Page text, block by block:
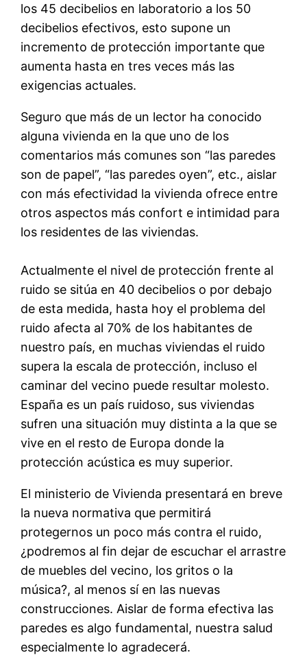
los 45 decibelios en laboratorio a los 50
decibelios efectivos, esto supone un
incremento de protección importante que
aumenta hasta en tres veces más las
exigencias actuales.
Seguro que más de un lector ha conocido
alguna vivienda en la que uno de los
comentarios más comunes son “las paredes
son de papel”, “las paredes oyen”, etc., aislar
con más efectividad la vivienda ofrece entre
otros aspectos más confort e intimidad para
los residentes de las viviendas.
Actualmente el nivel de protección frente al
ruido se sitúa en 40 decibelios o por debajo
de esta medida, hasta hoy el problema del
ruido afecta al 70% de los habitantes de
nuestro país, en muchas viviendas el ruido
supera la escala de protección, incluso el
caminar del vecino puede resultar molesto.
España es un país ruidoso, sus viviendas
sufren una situación muy distinta a la que se
vive en el resto de Europa donde la
protección acústica es muy superior.
El ministerio de Vivienda presentará en breve
la nueva normativa que permitirá
protegernos un poco más contra el ruido,
¿podremos al fin dejar de escuchar el arrastre
de muebles del vecino, los gritos o la
música?, al menos sí en las nuevas
construcciones. Aislar de forma efectiva las
paredes es algo fundamental, nuestra salud
especialmente lo agradecerá.